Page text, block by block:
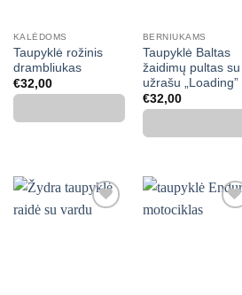
KALĖDOMS
Taupyklė rožinis
drambliukas
€32,00
BERNIUKAMS
Taupyklė Baltas
žaidimų pultas su
užrašu „Loading”
€32,00